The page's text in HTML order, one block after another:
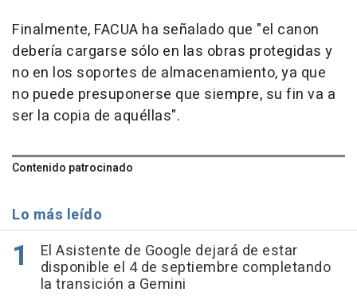
Finalmente, FACUA ha señalado que "el canon
debería cargarse sólo en las obras protegidas y
no en los soportes de almacenamiento, ya que
no puede presuponerse que siempre, su fin va a
ser la copia de aquéllas".
Contenido patrocinado
Lo más leído
El Asistente de Google dejará de estar
disponible el 4 de septiembre completando
la transición a Gemini